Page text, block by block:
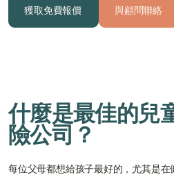
獲取免費報價 與顧問聯絡
什麼是最佳的兒
險公司？
每位父母都想給孩子最好的，尤其是